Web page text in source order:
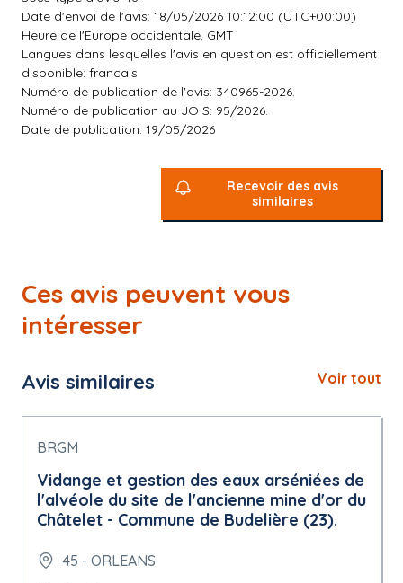
Date d'envoi de l'avis: 18/05/2026 10:12:00 (UTC+00:00)
Heure de l'Europe occidentale, GMT
Langues dans lesquelles l'avis en question est officiellement
disponible: francais
Numéro de publication de l'avis: 340965-2026.
Numéro de publication au JO S: 95/2026.
Date de publication: 19/05/2026
Recevoir des avis
similaires
Ces avis peuvent vous
intéresser
Avis similaires Voir tout
BRGM
Vidange et gestion des eaux arséniées de
l'alvéole du site de l'ancienne mine d'or du
Châtelet - Commune de Budelière (23).
45 - ORLEANS